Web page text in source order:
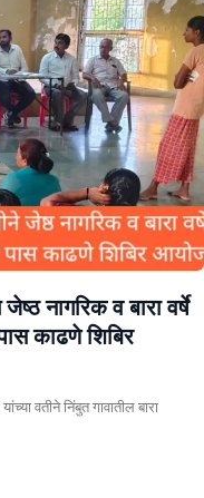
नागरिक व बारा वर्षे
काढणे शिबिर
वतीने निंबुत गावातील बारा